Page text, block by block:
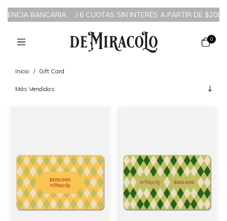
BANCARIA /6 CUOTAS SIN INTERÉS A PARTIR DE
0
Inicio / Gift Card